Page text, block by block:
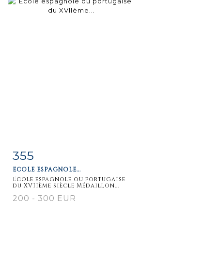
Fiche
355
ECOLE ESPAGNOLE...
Ecole espagnole ou portugaise
du XVIIème siècle Médaillon...
200 - 300 EUR